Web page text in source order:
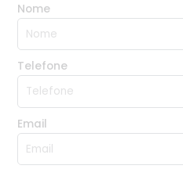
Nome
Telefone
Email